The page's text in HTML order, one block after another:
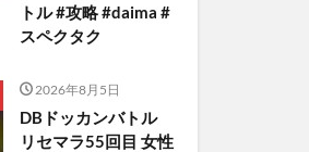
トル #攻略 #daima #
スペクタク
2026年8月5日
DBドッカンバトル
リセマラ55回目 女性